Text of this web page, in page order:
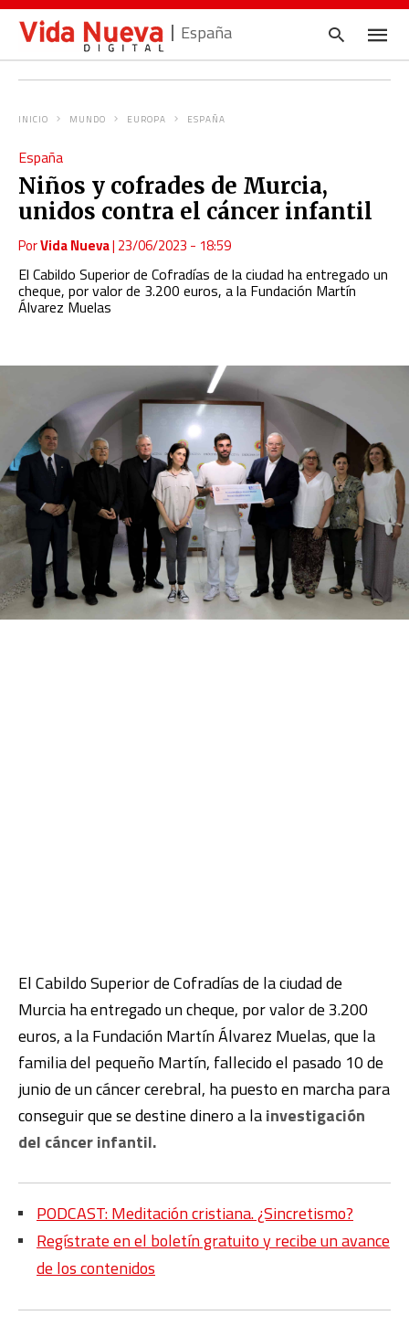
España
pulsa
en
INICIO MUNDO EUROPA ESPAÑA
España
Niños y cofrades de Murcia,
unidos contra el cáncer infantil
PorVida Nueva| 23/06/2023 - 18:59
El Cabildo Superior de Cofradías de la ciudad ha entregado un
cheque, por valor de 3.200 euros, a la Fundación Martín
Álvarez Muelas
El Cabildo Superior de Cofradías de la ciudad de
Murcia ha entregado un cheque, por valor de 3.200
euros, a la Fundación Martín Álvarez Muelas, que la
familia del pequeño Martín, fallecido el pasado 10 de
junio de un cáncer cerebral, ha puesto en marcha para
conseguir que se destine dinero a lainvestigación
del cáncer infantil.
PODCAST: Meditación cristiana. ¿Sincretismo?
Regístrate en el boletín gratuito y recibe un avance
de los contenidos